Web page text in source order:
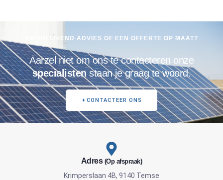
VRIJBLIJVEND ADVIES OF EEN OFFERTE OP MAAT?
Aarzel niet om ons te contacteren onze
specialistenstaan je graag te woord.
CONTACTEER ONS
Adres (Op afspraak)
Krimperslaan 4B, 9140 Temse